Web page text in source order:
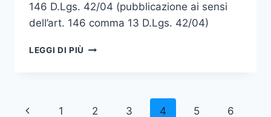
146 D.Lgs. 42/04 (pubblicazione ai sensi
dell’art. 146 comma 13 D.Lgs. 42/04)
LEGGI DI PIÙ OTTOBRE
AUTORIZZAZIONI
PAESAGGISTICHE
Navigazione
Pagina
1 2 3 4 5 6